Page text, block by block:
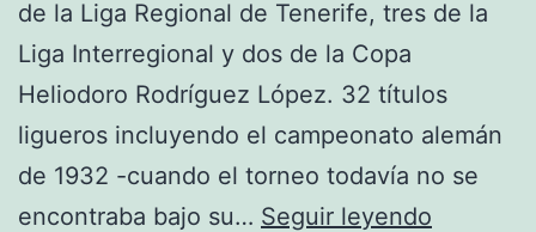
de la Liga Regional de Tenerife, tres de la
Liga Interregional y dos de la Copa
Heliodoro Rodríguez López. 32 títulos
ligueros incluyendo el campeonato alemán
de 1932 -cuando el torneo todavía no se
encontraba bajo su… Seguir leyendo